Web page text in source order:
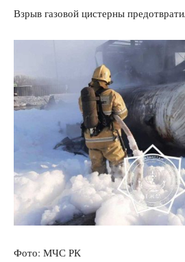
Взрыв газовой цистерны
Фото: МЧС РК